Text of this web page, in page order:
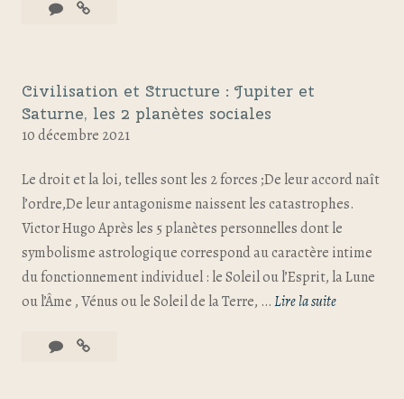
Civilisation et Structure : Jupiter et
Saturne, les 2 planètes sociales
10 décembre 2021
Le droit et la loi, telles sont les 2 forces ;De leur accord naît
l’ordre,De leur antagonisme naissent les catastrophes.
Victor Hugo Après les 5 planètes personnelles dont le
symbolisme astrologique correspond au caractère intime
du fonctionnement individuel : le Soleil ou l’Esprit, la Lune
ou l’Âme , Vénus ou le Soleil de la Terre, …Lire la suite